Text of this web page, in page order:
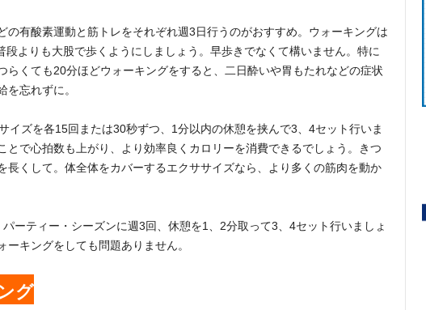
の有酸素運動と筋トレをそれぞれ週3日行うのがおすすめ。ウォーキングは
段よりも大股で歩くようにしましょう。早歩きでなくて構いません。特に
らくても20分ほどウォーキングをすると、二日酔いや胃もたれなどの症状
を忘れずに。
イズを各15回または30秒ずつ、1分以内の休憩を挟んで3、4セット行いま
とで心拍数も上がり、より効率良くカロリーを消費できるでしょう。きつ
長くして。体全体をカバーするエクササイズなら、より多くの筋肉を動か
ーティー・シーズンに週3回、休憩を1、2分取って3、4セット行いましょ
ーキングをしても問題ありません。
グ